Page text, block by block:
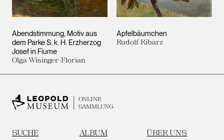
Abendstimmung, Motiv aus
dem Parke S. k. H. Erzherzog
Josef in Fiume
Olga Wisinger-Florian
Apfelbäumchen
Rudolf Ribarz
ONLINE
SAMMLUNG
SUCHE ALBUM ÜBER UNS